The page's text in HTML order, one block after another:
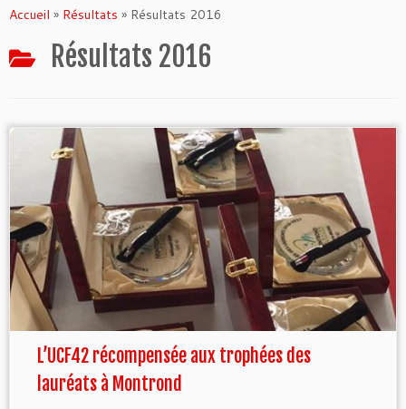
toAccueil » Résultats » Résultats 2016
Résultats 2016
L’UCF42 récompensée aux trophées des
lauréats à Montrond